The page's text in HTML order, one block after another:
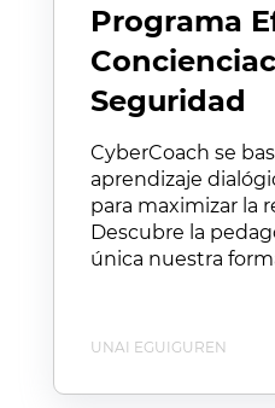
Programa
Seguridad
CyberCoach se
aprendizaje
para maximizar la
Descubre la
única nuestra
UNAI EGUIGUREN